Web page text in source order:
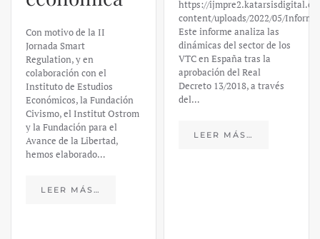
https://ijmpre2.katarsisdigital.com/wp-
content/uploads/2022/05/Informe_sobre_las_VTC.pdf
Este informe analiza las
dinámicas del sector de los
VTC en España tras la
aprobación del Real
Decreto 13/2018, a través
del…
LEER MÁS…
Valley Bank:
un análisis
financiero –
Daniel
Fernández